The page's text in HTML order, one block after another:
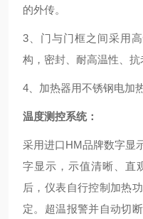
的外传。
3、门与门框之间采用
构，密封、耐高温性、抗
4、加热器用不锈钢电加
温度测控系统：
采用进口HM品牌数字显
字显示，示值清晰、直
后，仪表自行控制加热
定。超温报警并自动切